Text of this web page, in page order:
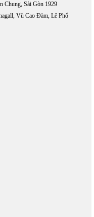
Chung, Sài Gòn 1929
Vũ Cao Đàm, Lê Phổ